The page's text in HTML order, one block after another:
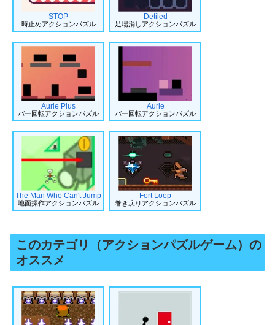
STOP
時止めアクションパズル
Detiled
足場消しアクションパズル
Aurie Plus
バー回転アクションパズル
Aurie
バー回転アクションパズル
The Man Who Can't Jump
地面操作アクションパズル
Fort Loop
巻き戻りアクションパズル
このカテゴリ（アクションパズルゲーム）の
オススメ